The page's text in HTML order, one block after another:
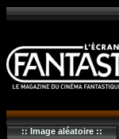
:: Image aléatoire ::